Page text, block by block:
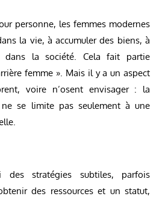
personne, les femmes modernes
la vie, à accumuler des biens, à
la société. Cela fait partie
femme ». Mais il y a un aspect
voire n’osent envisager : la
se limite pas seulement à une
des stratégies subtiles, parfois
des ressources et un statut,